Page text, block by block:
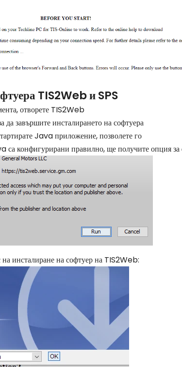
TIS2Web и SPS
отворете TIS2Web
да завършите инсталирането на софтуера
Java приложение, позволете го
са конфигурирани правилно, ще получите опция
инсталиране на софтуер на TIS2Web: